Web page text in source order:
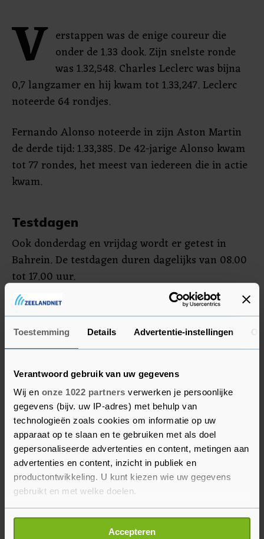
Toestemming Details Advertentie-instellingen
Verantwoord gebruik van uw gegevens
Wij en onze 1022 partners verwerken je persoonlijke
gegevens (bijv. uw IP-adres) met behulp van
technologieën zoals cookies om informatie op uw
apparaat op te slaan en te gebruiken met als doel
gepersonaliseerde advertenties en content, metingen aan
advertenties en content, inzicht in publiek en
productontwikkeling. U kunt kiezen wie uw gegevens
gebruikt en met welke doelen.
Als u het toestaat, willen we ook graag:
Informatie verzamelen over uw geografische
Accepteren
V erstappen was de enige coureur die
onder de 1.33 dook. Zijn snelste ronde
was 1.32,548. Charles Leclerc was bijna
0,7 langzamer en hij kwam tot 1.33,247. Leclerc
noteerde 64 rondjes.
Fernando Alonso noteerde in zijn Aston Martin
de derde tijd: 1.33,385. De 42-jarige Alonso kwam
tot 77 rondes, het meest van iedereen die in actie
kwam.
Testdagen
Ook donderdag en vrijdag wordt er getest in
Bahrein. De testdagen duren dagelijks van 08.00
tot 17.00 uur.
Het nieuwe seizoen begint op zondag 2 maart in
Bahrein.